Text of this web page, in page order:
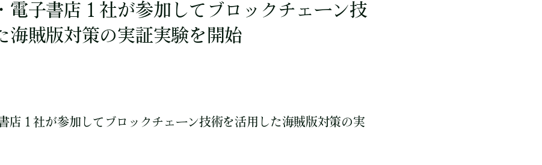
電子書店１社が参加してブロックチェーン技
海賊版対策の実証実験を開始
店１社が参加してブロックチェーン技術を活用した海賊版対策の実